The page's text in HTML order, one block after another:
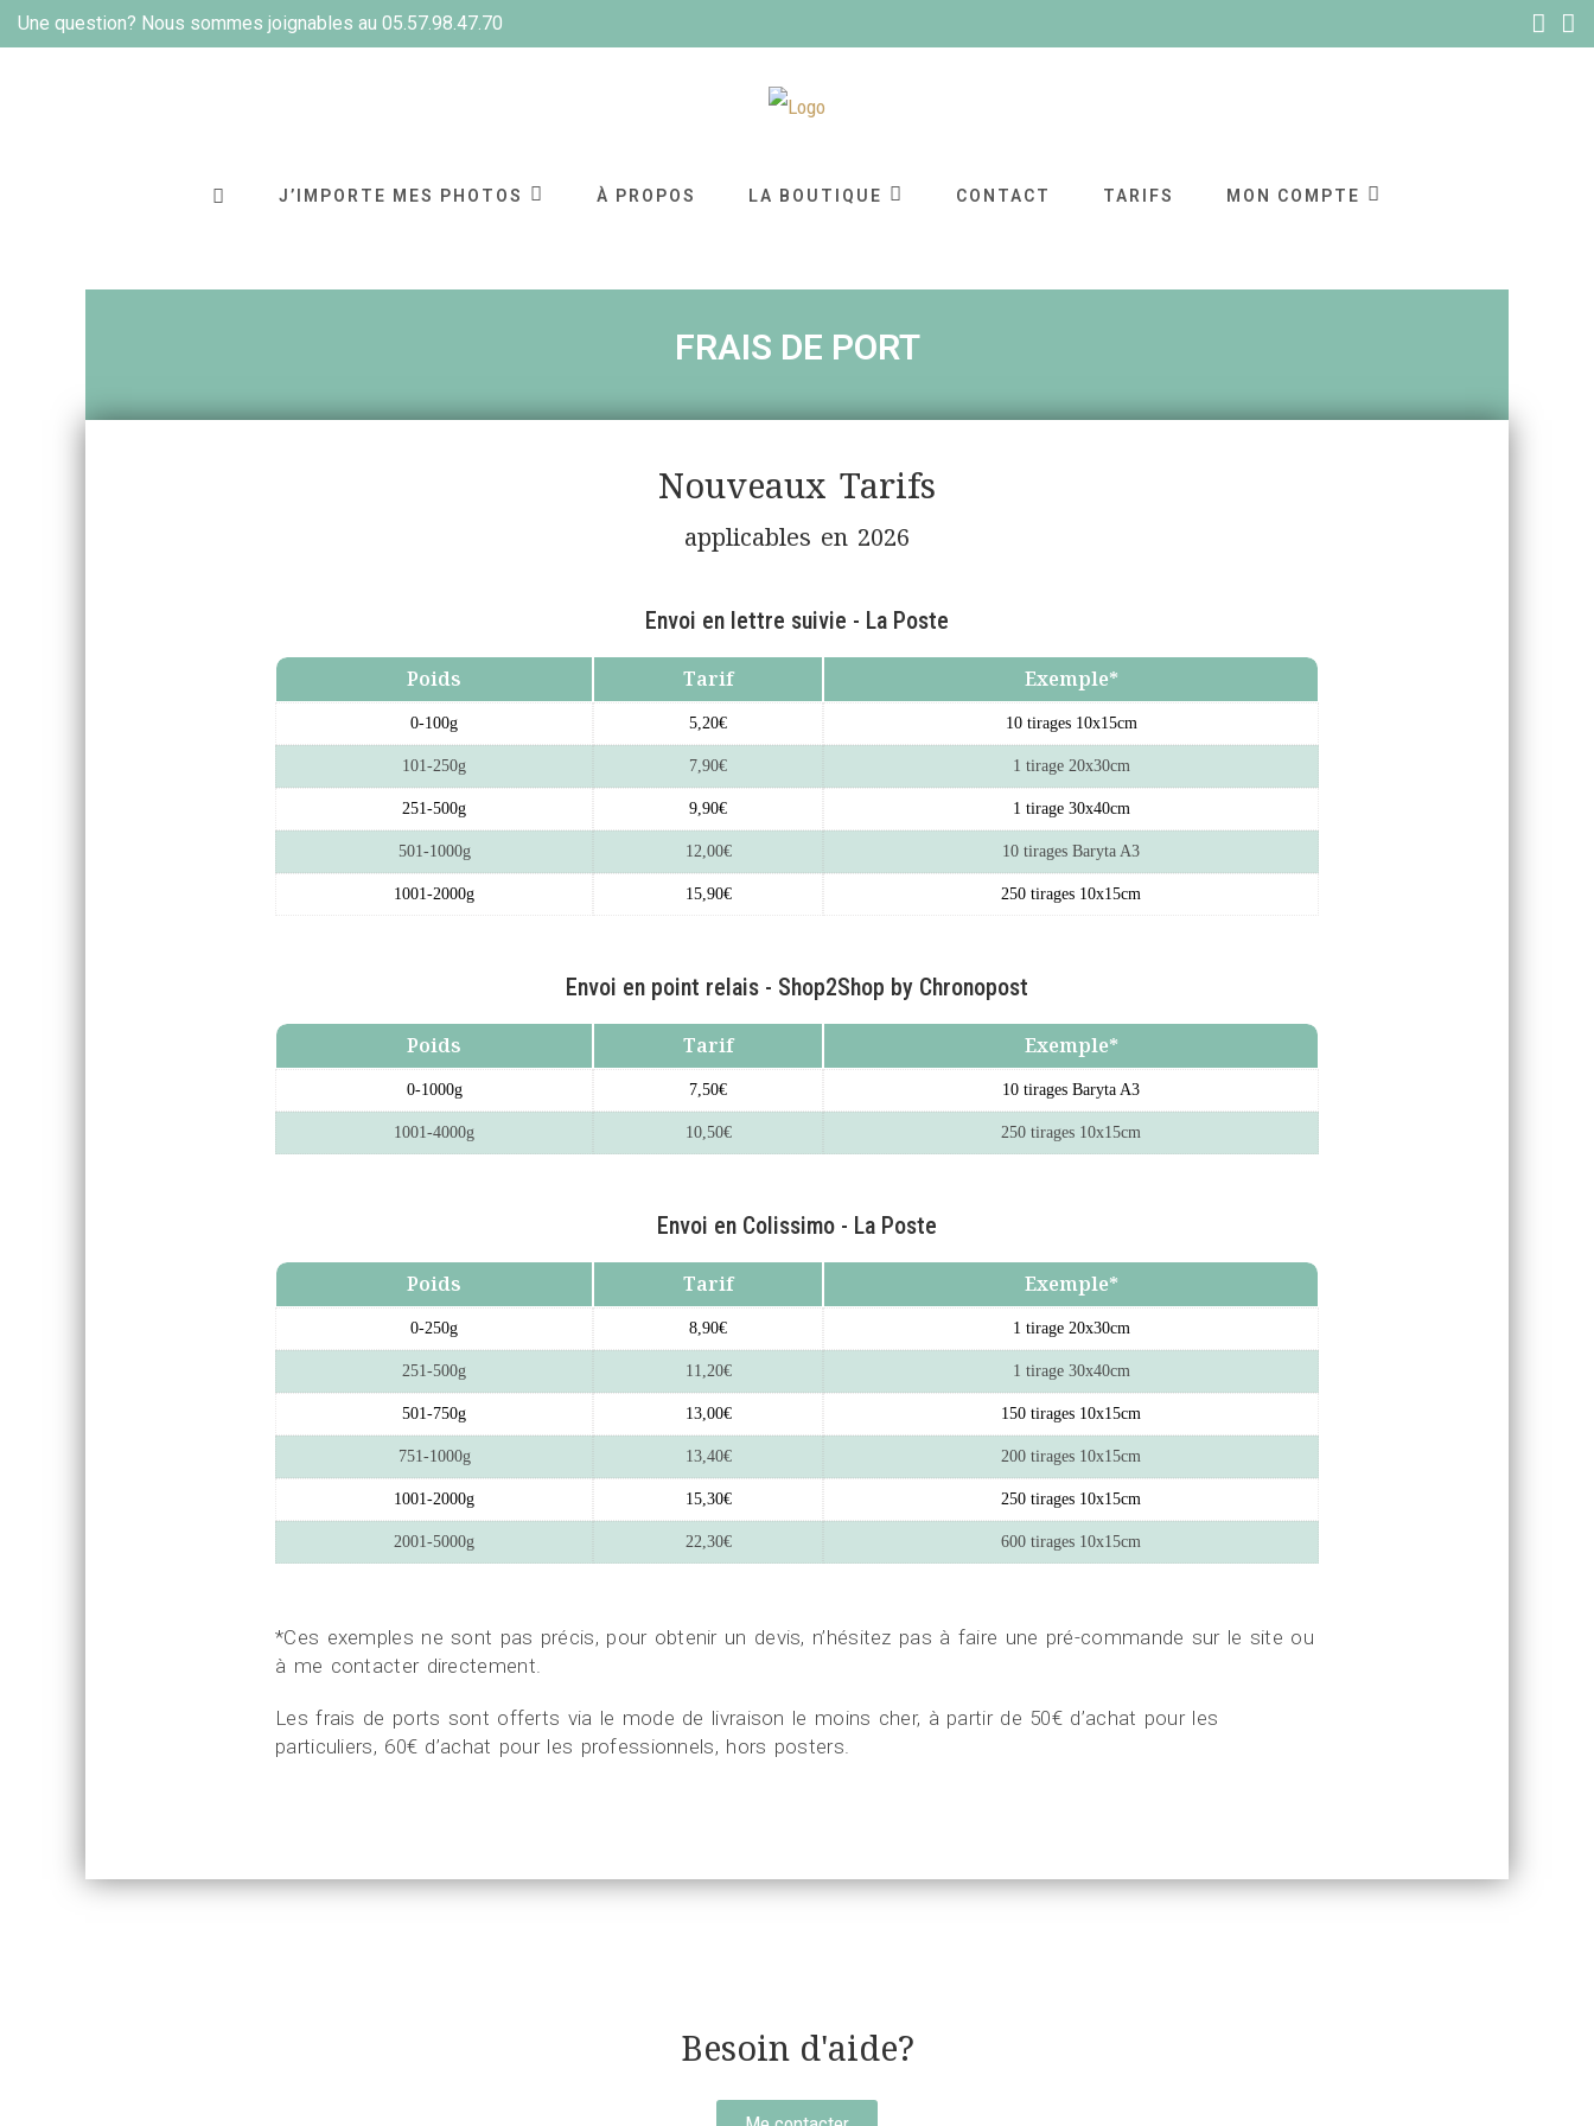
Une question? Nous sommes joignables au 05.57.98.47.70
J’IMPORTE MES PHOTOS À PROPOS LA BOUTIQUE CONTACT TARIFS MON COMPTE
FRAIS DE PORT
Nouveaux Tarifs
applicables en 2026
Envoi en lettre suivie - La Poste
Poids Tarif Exemple*
0-100g 5,20€ 10 tirages 10x15cm
101-250g 7,90€ 1 tirage 20x30cm
251-500g 9,90€ 1 tirage 30x40cm
501-1000g 12,00€ 10 tirages Baryta A3
1001-2000g 15,90€ 250 tirages 10x15cm
Envoi en point relais - Shop2Shop by Chronopost
Poids Tarif Exemple*
0-1000g 7,50€ 10 tirages Baryta A3
1001-4000g 10,50€ 250 tirages 10x15cm
Envoi en Colissimo - La Poste
Poids Tarif Exemple*
0-250g 8,90€ 1 tirage 20x30cm
251-500g 11,20€ 1 tirage 30x40cm
501-750g 13,00€ 150 tirages 10x15cm
751-1000g 13,40€ 200 tirages 10x15cm
1001-2000g 15,30€ 250 tirages 10x15cm
2001-5000g 22,30€ 600 tirages 10x15cm
*Ces exemples ne sont pas précis, pour obtenir un devis, n’hésitez pas à faire une pré-commande sur le site ou
à me contacter directement.
Les frais de ports sont offerts via le mode de livraison le moins cher, à partir de 50€ d’achat pour les
particuliers, 60€ d’achat pour les professionnels, hors posters.
Besoin d'aide?